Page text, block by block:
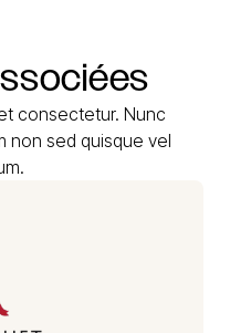
consectetur. Nunc
non sed quisque vel